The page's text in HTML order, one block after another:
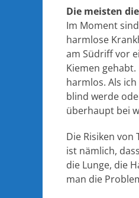
Die meisten
Im Moment
harmlose
am Südriff vor
Kiemen
harmlos. Als
blind werde
überhaupt bei
Die Risiken
ist nämlich,
die Lunge, die
man die